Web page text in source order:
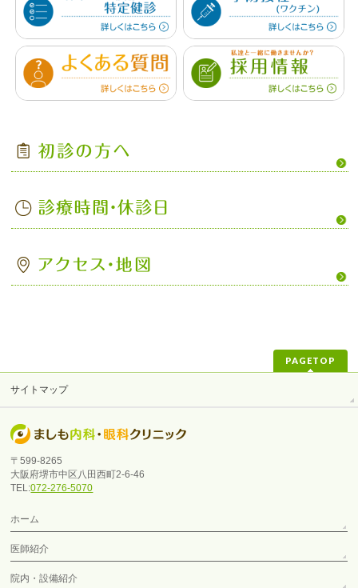
PAGETOP
サイトマップ
〒599-8265
大阪府堺市中区八田西町2-6-46
TEL:072-276-5070
ホーム
医師紹介
院内・設備紹介